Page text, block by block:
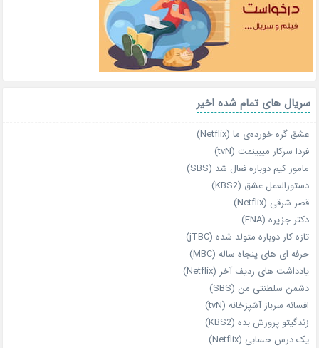
سریال های تمام شده اخیر
عشق گره خورده‌ی ما (Netflix)
فردا سرکار میبینمت (tvN)
مامور کیم دوباره فعال شد (SBS)
دستورالعمل عشق (KBS2)
قصر شرقی (Netflix)
دکتر جزیره (ENA)
تازه‌ کار دوباره‌ متولد شده (jTBC)
حرفه‌ ای‌ های پنجاه‌ ساله (MBC)
یادداشت‌ های ردیف آخر (Netflix)
دشمن سلطنتی من (SBS)
افسانه سرباز آشپزخانه (tvN)
زندگیتو پرورش بده (KBS2)
یک درس حسابی (Netflix)